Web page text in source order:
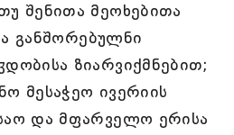
შენითა მეოხებითა
განშორებულნი
ზიარვიქმნებით;
მესაჭეო ივერიის
და მფარველო ერისა